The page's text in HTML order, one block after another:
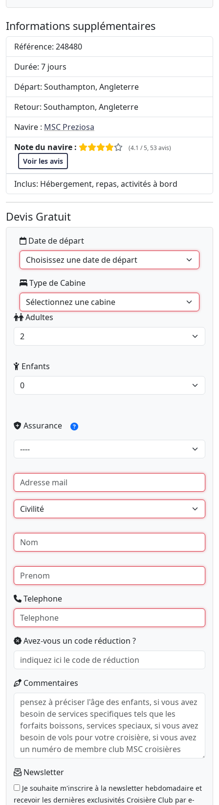
Informations supplémentaires
Référence: 248480
Durée: 7 jours
Départ: Southampton, Angleterre
Retour: Southampton, Angleterre
Navire : MSC Preziosa
Note du navire :
(4.1 / 5, 53 avis)
Voir les avis
Inclus: Hébergement, repas, activités à bord
Devis Gratuit
Date de départ
Type de Cabine
Adultes
Enfants
Assurance
Telephone
Avez-vous un code réduction ?
Commentaires
Newsletter
Je souhaite m'inscrire à la newsletter hebdomadaire et
recevoir les dernières exclusivités Croisière Club par e-